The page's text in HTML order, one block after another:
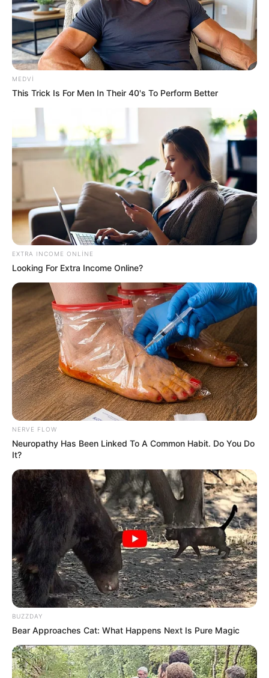
15:46 / 24 İyun 2026
Ölkədə 65+ əhalininsayı AÇIQLANDI
0
21:00 / 22 İyun 2026 CƏMİYYƏT
Suyun verilişi ilə bağlıXƏBƏRDARLIQ
504 0 0
12:25 / 22 İyun 2026 CƏMİYYƏT
DİQQƏT! Bu çimərliklərBAĞLANDI
529 0 0
MEDVI
This Trick Is For Men In Their 40's To Perform Better
EXTRA INCOME ONLINE
Looking For Extra Income Online?
NERVE FLOW
Neuropathy Has Been Linked To A Common Habit. Do You Do
It?
BUZZDAY
Bear Approaches Cat: What Happens Next Is Pure Magic